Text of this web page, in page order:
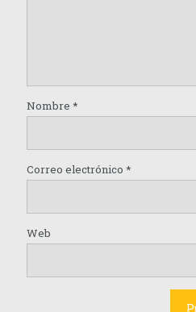
Nombre *
Correo electrónico *
Web